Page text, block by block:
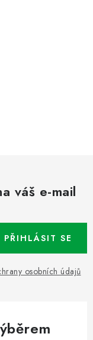
váš e-mail
osobních údajů
PŘIHLÁSIT SE